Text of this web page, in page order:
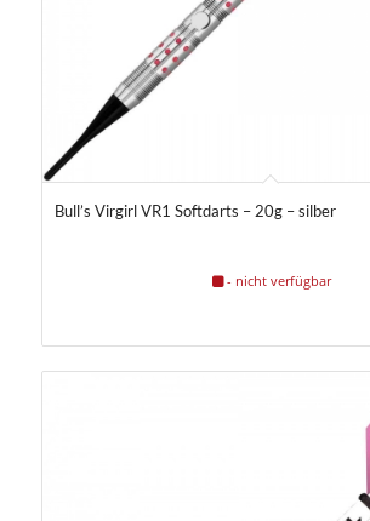
Bull’s Virgirl VR1 Softdarts – 20g – silber
- nicht verfügbar